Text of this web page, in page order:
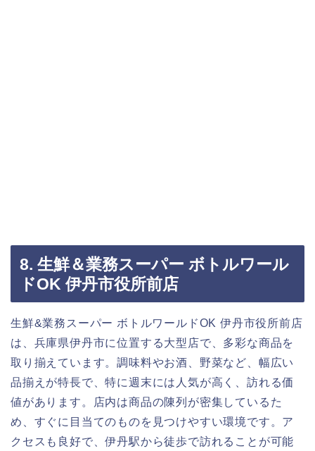
8. 生鮮＆業務スーパー ボトルワール
ドOK 伊丹市役所前店
生鮮&業務スーパー ボトルワールドOK 伊丹市役所前店
は、兵庫県伊丹市に位置する大型店で、多彩な商品を
取り揃えています。調味料やお酒、野菜など、幅広い
品揃えが特長で、特に週末には人気が高く、訪れる価
値があります。店内は商品の陳列が密集しているた
め、すぐに目当てのものを見つけやすい環境です。ア
クセスも良好で、伊丹駅から徒歩で訪れることが可能